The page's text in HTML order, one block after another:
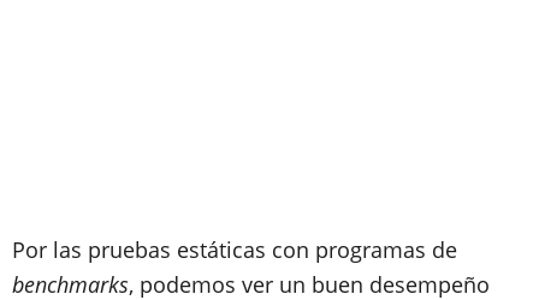
Por las pruebas estáticas con programas de
benchmarks, podemos ver un buen desempeño